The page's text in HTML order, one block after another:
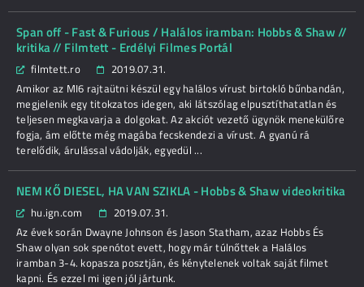
Span off - Fast & Furious / Halálos iramban: Hobbs & Shaw //
kritika // Filmtett - Erdélyi Filmes Portál
filmtett.ro
2019.07.31.
Amikor az MI6 rajtaütni készül egy halálos vírust birtokló bűnbandán,
megjelenik egy titokzatos idegen, aki látszólag elpusztíthatatlan és
teljesen megkavarja a dolgokat. Az akciót vezető ügynök menekülőre
fogja, ám előtte még magába fecskendezi a vírust. A gyanú rá
terelődik, árulással vádolják, egyedül ...
NEM KŐ DIESEL, HA VAN SZIKLA - Hobbs & Shaw videokritika
hu.ign.com
2019.07.31.
Az évek során Dwayne Johnson és Jason Statham, azaz Hobbs És
Shaw olyan sok spenótot evett, hogy már túlnőttek a Halálos
iramban 3-4. kopasza posztján, és kénytelenek voltak saját filmet
kapni. És ezzel mi igen jól jártunk.